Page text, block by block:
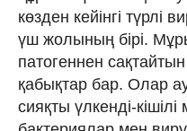
көзден кейінгі түрлі
үш жолының бірі.
патогеннен
қабықтар бар. Олар
сияқты үлкенді-